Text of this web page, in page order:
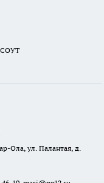
СОУТ
Ола, ул. Палантая, д.